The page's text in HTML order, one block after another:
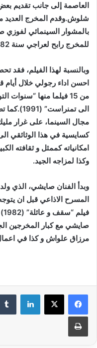
العاصمة إلى جانب تقديم
شلوش.وقدم المخرج العديد
بالمشوار السينمائي لفوزي
للمخرج رابح لعراجي سنة 1982.
وبالنسبة لهذا الفيلم،
احسن اداء رجولي خلال
الى
مجال السينما، على غرار
كسايسية في هذا الوثائقي
امكانياته كممثل و ثقافته
وكذا لمزاجه الجيد.
المسرح الاذاعي قبل ان
صايشي مع كبار المخرجين
مرزاق علواش و كذا في
لينكدإن
طباعة